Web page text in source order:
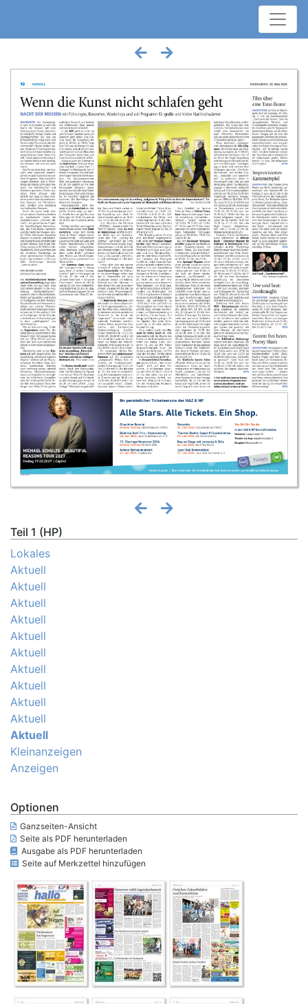
Teil 1 (HP)
Lokales
Aktuell
Aktuell
Aktuell
Aktuell
Aktuell
Aktuell
Aktuell
Aktuell
Aktuell
Aktuell
Aktuell
Kleinanzeigen
Anzeigen
Optionen
Ganzseiten-Ansicht
Seite als PDF herunterladen
Ausgabe als PDF herunterladen
Seite auf Merkzettel hinzufügen